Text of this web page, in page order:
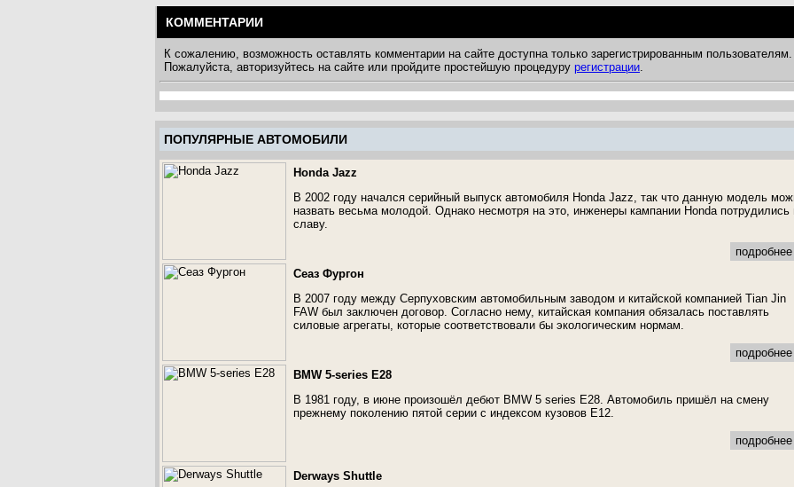
КОММЕНТАРИИ
К сожалению, возможность оставлять комментарии на сайте доступна только зарегистрированным пользователям.
Пожалуйста, авторизуйтесь на сайте или пройдите простейшую процедуру регистрации.
ПОПУЛЯРНЫЕ АВТОМОБИЛИ
Honda Jazz
В 2002 году начался серийный выпуск автомобиля Honda Jazz, так что данную модель
назвать весьма молодой. Однако несмотря на это, инженеры кампании Honda потрудились
славу.
Сеаз Фургон
В 2007 году между Серпуховским автомобильным заводом и китайской компанией Tian Jin
FAW был заключен договор. Согласно нему, китайская компания обязалась поставлять
силовые агрегаты, которые соответствовали бы экологическим нормам.
BMW 5-series E28
В 1981 году, в июне произошёл дебют BMW 5 series Е28. Автомобиль пришёл на смену
прежнему поколению пятой серии с индексом кузовов Е12.
Derways Shuttle